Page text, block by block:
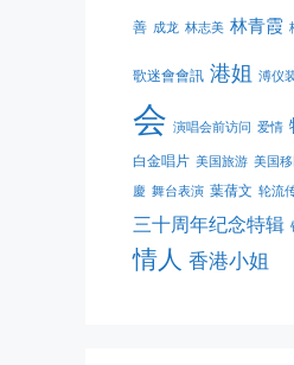
善 成龙 林志美 林青霞
歌迷會會訊 港姐 溥仪
会 演唱会前访问 爱情
白金唱片 美国旅游 美国
慶 舞台表演 葉蒨文 轮流
三十周年纪念特辑
情人 香港小姐